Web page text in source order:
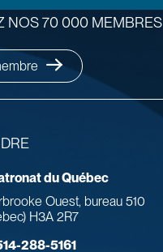
du Québec
Ouest, bureau 510
H3A 2R7
288-5161
NOS 70 000 MEMBRES